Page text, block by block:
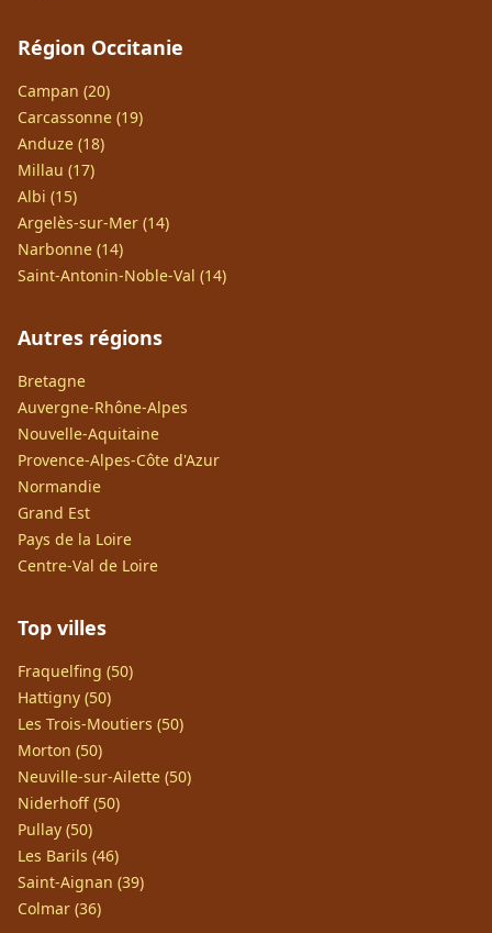
Région Occitanie
Campan (20)
Carcassonne (19)
Anduze (18)
Millau (17)
Albi (15)
Argelès-sur-Mer (14)
Narbonne (14)
Saint-Antonin-Noble-Val (14)
Autres régions
Bretagne
Auvergne-Rhône-Alpes
Nouvelle-Aquitaine
Provence-Alpes-Côte d'Azur
Normandie
Grand Est
Pays de la Loire
Centre-Val de Loire
Top villes
Fraquelfing (50)
Hattigny (50)
Les Trois-Moutiers (50)
Morton (50)
Neuville-sur-Ailette (50)
Niderhoff (50)
Pullay (50)
Les Barils (46)
Saint-Aignan (39)
Colmar (36)